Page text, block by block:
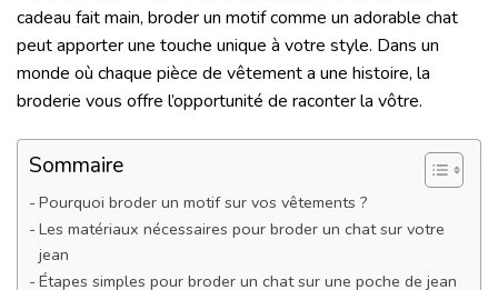
cadeau fait main, broder un motif comme un adorable chat
peut apporter une touche unique à votre style. Dans un
monde où chaque pièce de vêtement a une histoire, la
broderie vous offre l’opportunité de raconter la vôtre.
Sommaire
Pourquoi broder un motif sur vos vêtements ?
Les matériaux nécessaires pour broder un chat sur votre
jean
Étapes simples pour broder un chat sur une poche de jean